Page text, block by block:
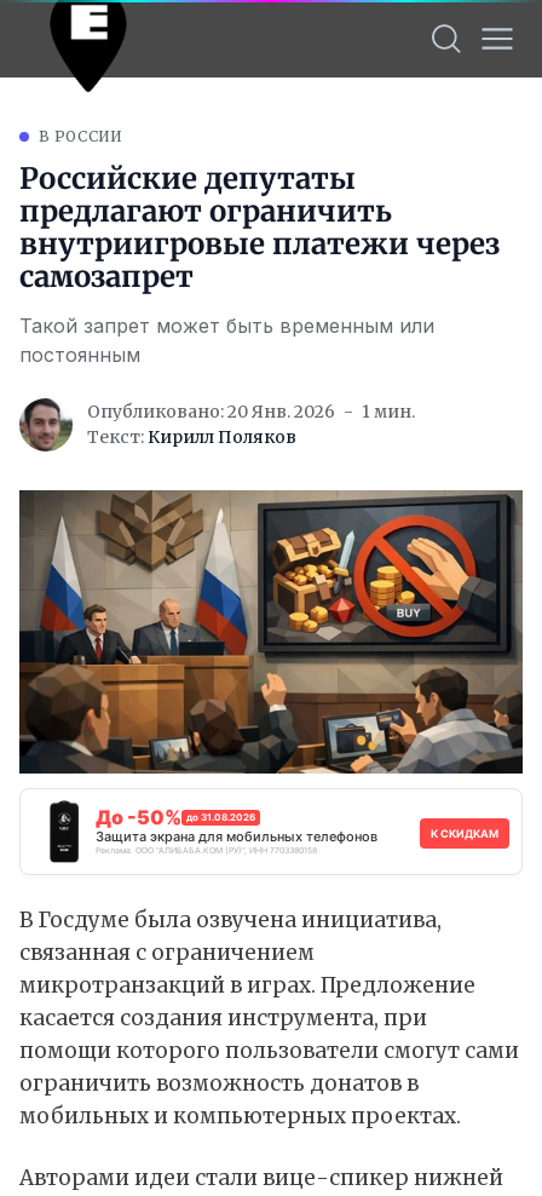
В РОССИИ
Российские депутаты
предлагают ограничить
внутриигровые платежи через
самозапрет
Такой запрет может быть временным или
постоянным
Опубликовано: 20 Янв. 2026
1 мин.
Текст: Кирилл Поляков
До -50% до 31.08.2026
Защита экрана для мобильных телефонов
Реклама. ООО "АЛИБАБА.КОМ (РУ)", ИНН 7703380158
К СКИДКАМ
В Госдуме была озвучена инициатива,
связанная с ограничением
микротранзакций в играх. Предложение
касается создания инструмента, при
помощи которого пользователи смогут сами
ограничить возможность донатов в
мобильных и компьютерных проектах.
Авторами идеи стали вице-спикер нижней